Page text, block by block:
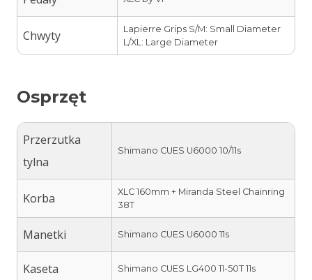
Chwyty
Lapierre Grips S/M: Small Diameter
L/XL: Large Diameter
Osprzęt
Przerzutka
tylna
Shimano CUES U6000 10/11s
Korba
XLC 160mm + Miranda Steel Chainring
38T
Manetki Shimano CUES U6000 11s
Kaseta Shimano CUES LG400 11-50T 11s